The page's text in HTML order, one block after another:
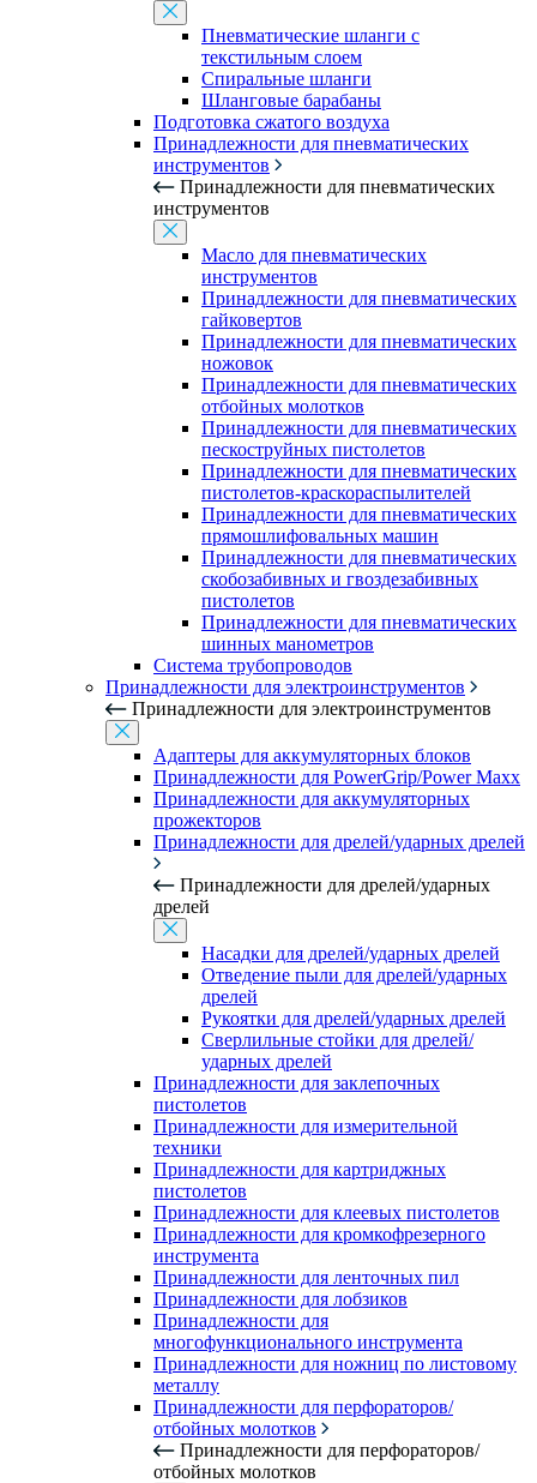
Пневматические шланги с
текстильным слоем
Спиральные шланги
Шланговые барабаны
Подготовка сжатого воздуха
Принадлежности для пневматических
инструментов
Принадлежности для пневматических
инструментов
Масло для пневматических
инструментов
Принадлежности для пневматических
гайковертов
Принадлежности для пневматических
ножовок
Принадлежности для пневматических
отбойных молотков
Принадлежности для пневматических
пескоструйных пистолетов
Принадлежности для пневматических
пистолетов-краскораспылителей
Принадлежности для пневматических
прямошлифовальных машин
Принадлежности для пневматических
скобозабивных и гвоздезабивных
пистолетов
Принадлежности для пневматических
шинных манометров
Система трубопроводов
Принадлежности для электроинструментов
Принадлежности для электроинструментов
Адаптеры для аккумуляторных блоков
Принадлежности для PowerGrip/Power Maxx
Принадлежности для аккумуляторных
прожекторов
Принадлежности для дрелей/ударных дрелей
Принадлежности для дрелей/ударных
дрелей
Насадки для дрелей/ударных дрелей
Отведение пыли для дрелей/ударных
дрелей
Рукоятки для дрелей/ударных дрелей
Сверлильные стойки для дрелей/
ударных дрелей
Принадлежности для заклепочных
пистолетов
Принадлежности для измерительной
техники
Принадлежности для картриджных
пистолетов
Принадлежности для клеевых пистолетов
Принадлежности для кромкофрезерного
инструмента
Принадлежности для ленточных пил
Принадлежности для лобзиков
Принадлежности для
многофункционального инструмента
Принадлежности для ножниц по листовому
металлу
Принадлежности для перфораторов/
отбойных молотков
Принадлежности для перфораторов/
отбойных молотков